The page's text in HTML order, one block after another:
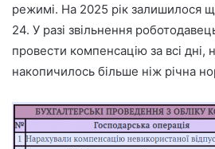
режимі. На 2025 рік залишилося
24. У разі звільнення
провести компенсацію за всі дні,
накопичилось більше ніж річна